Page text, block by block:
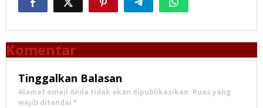
Komentar
Tinggalkan Balasan
Alamat email Anda tidak akan dipublikasikan. Ruas yang
wajib ditandai *